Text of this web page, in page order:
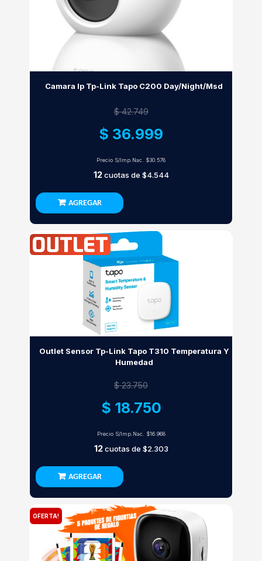
Camara Ip Tp-Link Tapo C200 Day/Night/Msd
$ 42.749
$ 36.999
Precio S/Imp.Nac. $30.578
12cuotas de $4.544
AGREGAR
Outlet Sensor Tp-Link Tapo T310 Temperatura Y
Humedad
$ 23.750
$ 18.750
Precio S/Imp.Nac. $16.968
12cuotas de $2.303
AGREGAR
OFERTA!